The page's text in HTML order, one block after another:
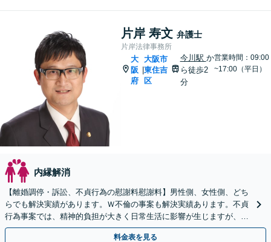
片岸 寿文 弁護士
片岸法律事務所
大
阪
府
大阪市
東住吉
区
今川駅 か
ら徒歩2
分
営業時間：09:00
~17:00（平日）
内縁解消
【離婚調停・訴訟、不貞行為の慰謝料慰謝料】男性側、女性側、どち
らでも解決実績があります。Ｗ不倫の事案も解決実績あります。不貞
行為事案では、精神的負担が大きく日常生活に影響が生じますが、弁
護士に委任すれば不安解消につながります。
料金表を見る